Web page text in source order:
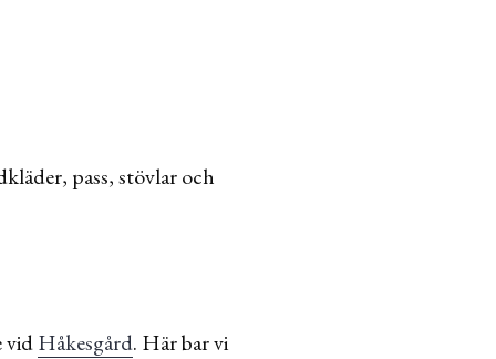
pass, stövlar och
vidHåkesgård. Här bar vi